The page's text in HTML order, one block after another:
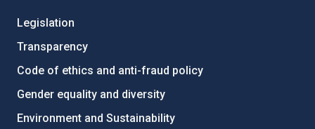
Legislation
Transparency
Code of ethics and anti-fraud policy
Gender equality and diversity
Environment and Sustainability